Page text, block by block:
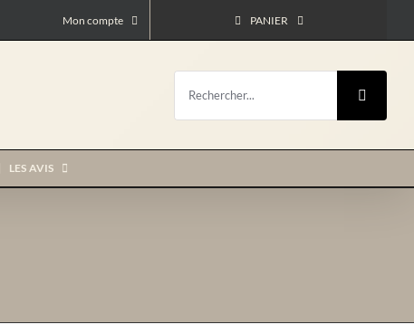
Mon compte PANIER
Rechercher:
LES AVIS